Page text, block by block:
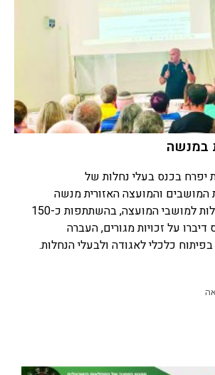
במנשה
יפרח בכנס בעלי נחלות של
והמועצה האזורית מנשה
קיימו כנס לבעלי נחלות למושבי המועצה, בהשתתפות כ-150
על זכויות מגורים, העברה
בפיתוח כלכלי לאגודה ולבעלי הנחלות.